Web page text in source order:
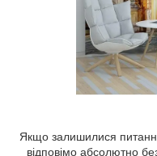
Якщо залишилися
відповімо абсолютно